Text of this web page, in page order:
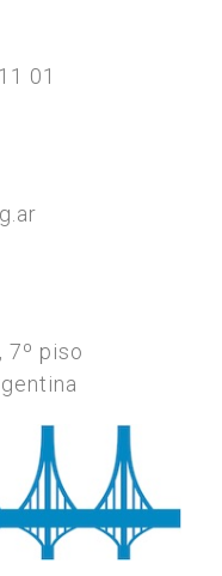
01
7º piso